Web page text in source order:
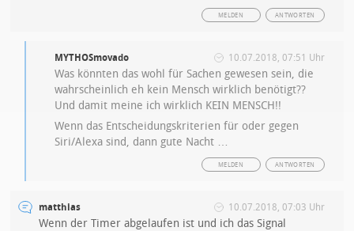
ANTWORTEN
MELDEN
MYTHOSmovado 10.07.2018, 07:51 Uhr
Was könnten das wohl für Sachen gewesen sein, die
wahrscheinlich eh kein Mensch wirklich benötigt??
Und damit meine ich wirklich KEIN MENSCH!!
Wenn das Entscheidungskriterien für oder gegen
Siri/Alexa sind, dann gute Nacht …
ANTWORTEN
MELDEN
matthias 10.07.2018, 07:03 Uhr
Wenn der Timer abgelaufen ist und ich das Signal